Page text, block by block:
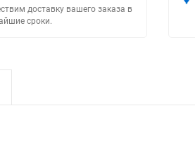
доставку вашего заказа в
сроки.